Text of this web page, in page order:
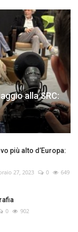
alla SRC:
più alto d’Europa:
27, 2023 0 649
0 902